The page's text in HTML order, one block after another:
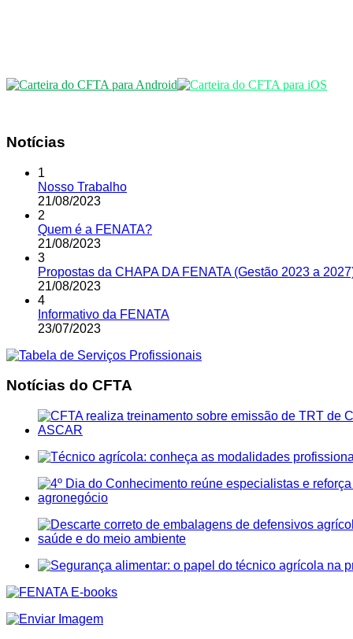
Notícias
1
Nosso Trabalho
21/08/2023
2
Quem é a FENATA?
21/08/2023
3
Propostas da CHAPA DA FENATA (Gestão 2023 a
21/08/2023
4
Informativo da FENATA
23/07/2023
Notícias do CFTA